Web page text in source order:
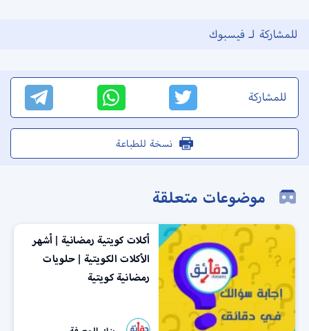
للمشاركة لـ فيسبوك
للمشاركة
نسخة للطباعة
موضوعات متعلقة
أكلات كويتية رمضانية | أشهر
الأكلات الكويتية | حلويات
رمضانية كويتية